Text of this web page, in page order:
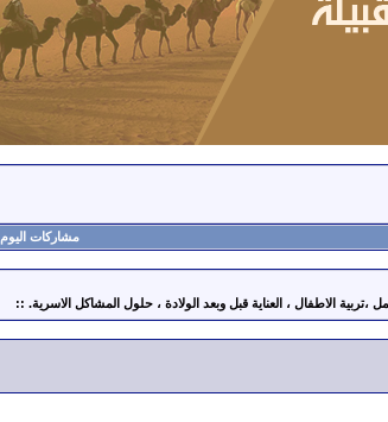
مشاركات اليوم
الاطفال ، العناية قبل وبعد الولادة ، حلول المشاكل الاسرية. ::